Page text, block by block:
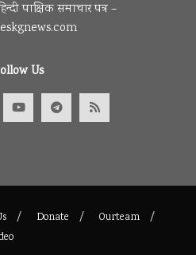
पाक्षिक समाचार पत्र –
Us
Donate
Ourteam